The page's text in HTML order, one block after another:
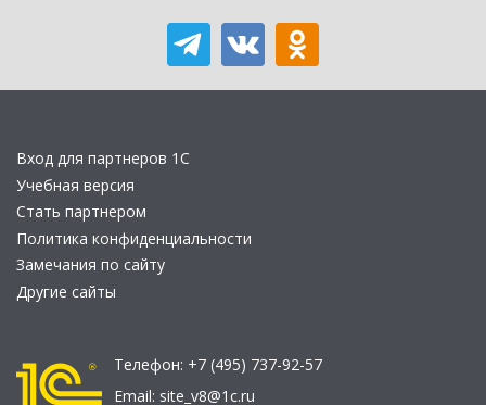
Вход для партнеров 1С
Учебная версия
Стать партнером
Политика конфиденциальности
Замечания по сайту
Другие сайты
Телефон: +7 (495) 737-92-57
Email: site_v8@1c.ru